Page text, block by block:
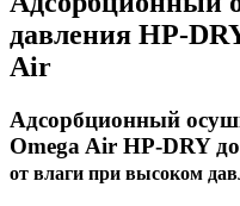
давления HP-
Air
Адсорбционный
Omega Air HP-DRY
от влаги при высоком